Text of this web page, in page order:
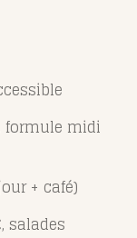
formule midi
+ café)
salades